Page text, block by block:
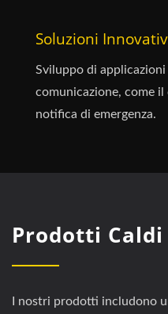
Soluzioni
Sviluppo di
comunicazione, come
notifica di emergenza.
Prodotti Caldi
I nostri prodotti includono